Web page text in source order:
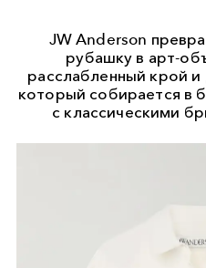
JW Anderson
рубашку в арт-
расслабленный крой
который собирается в
с классическими